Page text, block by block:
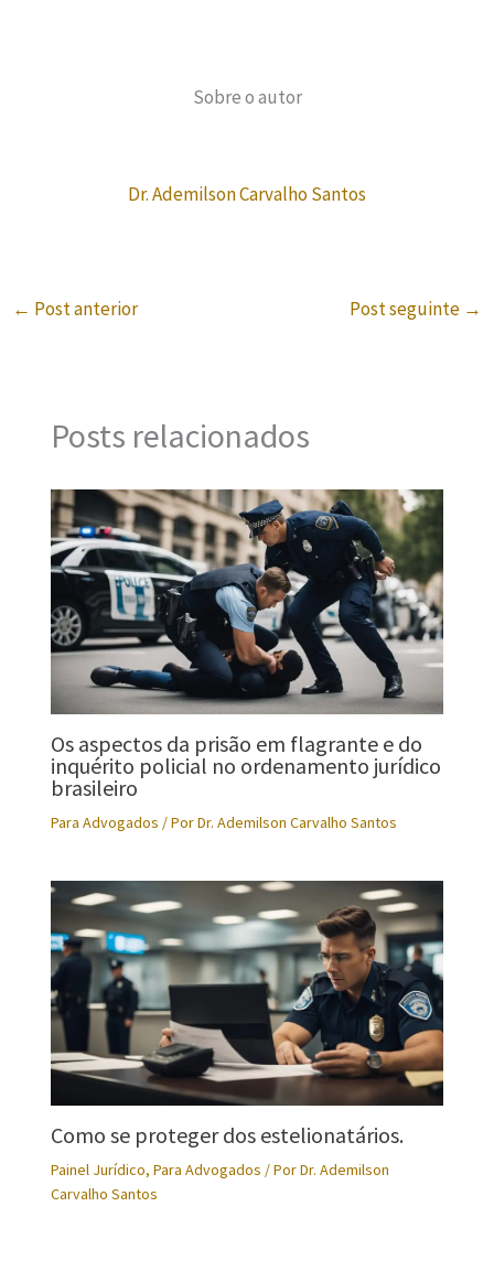
Sobre o autor
Dr. Ademilson Carvalho Santos
← Post anterior Post seguinte →
Posts relacionados
Os aspectos da prisão em flagrante e do
inquérito policial no ordenamento jurídico
brasileiro
Para Advogados / PorDr. Ademilson Carvalho Santos
Como se proteger dos estelionatários.
Painel Jurídico, Para Advogados / PorDr. Ademilson
Carvalho Santos